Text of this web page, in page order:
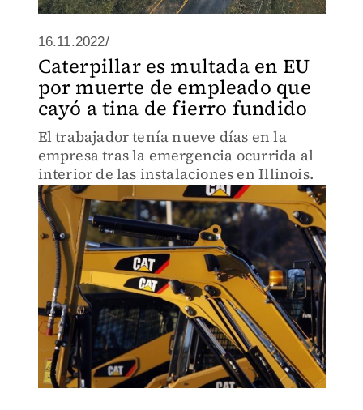
16.11.2022/
Caterpillar es multada en EU
por muerte de empleado que
cayó a tina de fierro fundido
El trabajador tenía nueve días en la
empresa tras la emergencia ocurrida al
interior de las instalaciones en Illinois.